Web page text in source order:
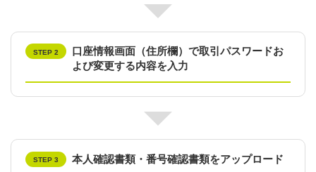
STEP 2
口座情報画面（住所欄）で取引パスワードお
よび変更する内容を入力
STEP 3 本人確認書類・番号確認書類をアップロード